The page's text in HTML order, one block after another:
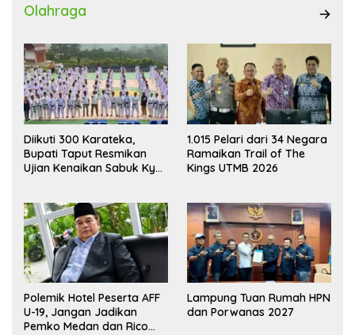
Olahraga
Diikuti 300 Karateka,
Bupati Taput Resmikan
Ujian Kenaikan Sabuk Kyu
1.015 Pelari dari 34 Negara
Ramaikan Trail of The
Kings UTMB 2026
Polemik Hotel Peserta AFF
U-19, Jangan Jadikan
Pemko Medan dan Rico
Lampung Tuan Rumah HPN
dan Porwanas 2027